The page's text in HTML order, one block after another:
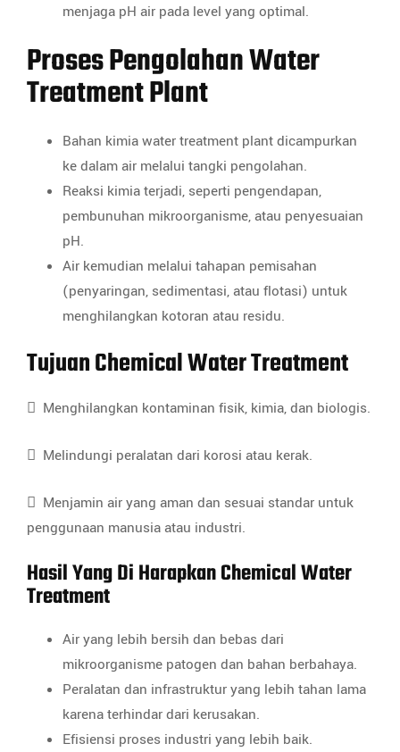
menjaga pH air pada level yang optimal.
Proses Pengolahan Water
Treatment Plant
Bahan kimia water treatment plant dicampurkan
ke dalam air melalui tangki pengolahan.
Reaksi kimia terjadi, seperti pengendapan,
pembunuhan mikroorganisme, atau penyesuaian
pH.
Air kemudian melalui tahapan pemisahan
(penyaringan, sedimentasi, atau flotasi) untuk
menghilangkan kotoran atau residu.
Tujuan Chemical Water Treatment
 Menghilangkan kontaminan fisik, kimia, dan biologis.
 Melindungi peralatan dari korosi atau kerak.
 Menjamin air yang aman dan sesuai standar untuk
penggunaan manusia atau industri.
Hasil Yang Di Harapkan Chemical Water
Treatment
Air yang lebih bersih dan bebas dari
mikroorganisme patogen dan bahan berbahaya.
Peralatan dan infrastruktur yang lebih tahan lama
karena terhindar dari kerusakan.
Efisiensi proses industri yang lebih baik.